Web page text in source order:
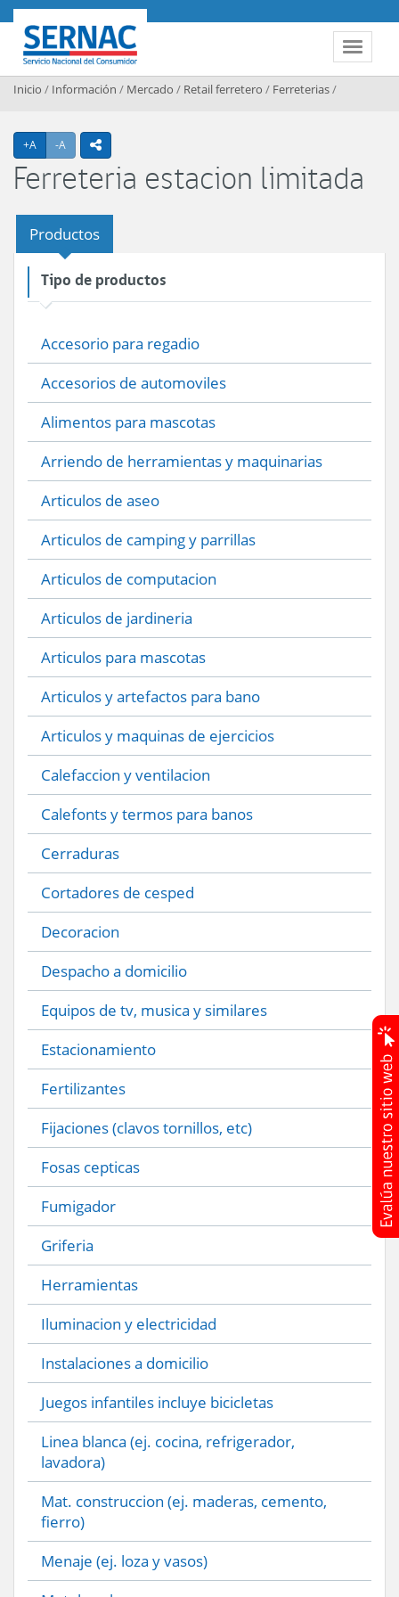
Contenido principal
Toggle
SERNAC
Inicio / Información / Mercado / Retail ferretero / Ferreterias/
+A Agrandar texto
-A Achicar textoicono compartir
Ferreteria estacion limitada
Productos
Tipo de productos
Accesorio para regadio
Accesorios de automoviles
Alimentos para mascotas
Arriendo de herramientas y maquinarias
Articulos de aseo
Articulos de camping y parrillas
Articulos de computacion
Articulos de jardineria
Articulos para mascotas
Articulos y artefactos para bano
Articulos y maquinas de ejercicios
Calefaccion y ventilacion
Calefonts y termos para banos
Cerraduras
Cortadores de cesped
Decoracion
Despacho a domicilio
Equipos de tv, musica y similares
Estacionamiento
Fertilizantes
Fijaciones (clavos tornillos, etc)
Fosas cepticas
Fumigador
Griferia
Herramientas
Iluminacion y electricidad
Instalaciones a domicilio
Juegos infantiles incluye bicicletas
Linea blanca (ej. cocina, refrigerador,
lavadora)
Mat. construccion (ej. maderas, cemento,
fierro)
Menaje (ej. loza y vasos)